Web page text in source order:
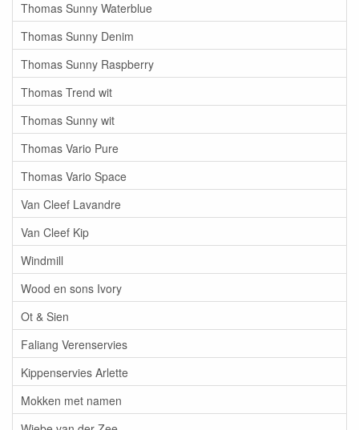
Thomas Sunny Waterblue
Thomas Sunny Denim
Thomas Sunny Raspberry
Thomas Trend wit
Thomas Sunny wit
Thomas Vario Pure
Thomas Vario Space
Van Cleef Lavandre
Van Cleef Kip
Windmill
Wood en sons Ivory
Ot & Sien
Faliang Verenservies
Kippenservies Arlette
Mokken met namen